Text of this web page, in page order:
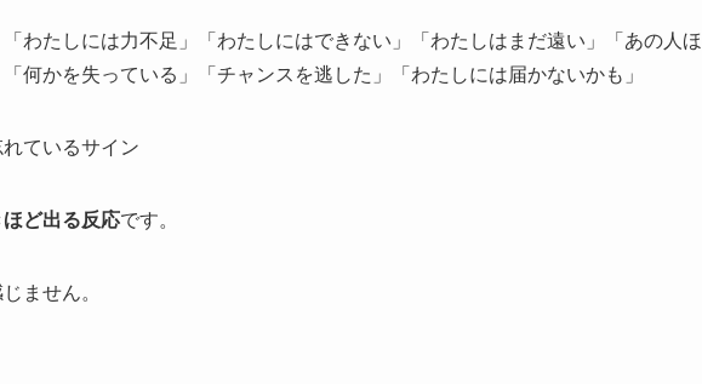
わたしには力不足」「わたしにはできない」「わたしはまだ遠い」「あの人ほ
何かを失っている」「チャンスを逃した」「わたしには届かないかも」
ているサイン
ほど出る反応です。
ません。